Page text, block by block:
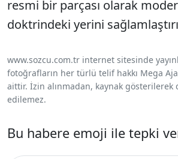
resmi bir parçası olarak
doktrindeki yerini
www.sozcu.com.tr internet sitesinde
fotoğrafların her türlü telif hakkı Mega
aittir. İzin alınmadan, kaynak gösterilerek
edilemez.
Bu habere emoji ile tepki